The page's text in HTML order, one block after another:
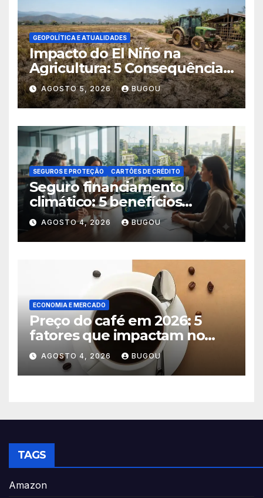
GEOPOLÍTICA E ATUALIDADES
Impacto do El Niño na
Agricultura: 5 Consequências
Críticas
AGOSTO 5, 2026 BUGOU
SEGUROS E PROTEÇÃO CARTÕES DE CRÉDITO
Seguro financiamento
climático: 5 benefícios
essenciais
AGOSTO 4, 2026 BUGOU
ECONOMIA E MERCADO
Preço do café em 2026: 5
fatores que impactam no
consumo
AGOSTO 4, 2026 BUGOU
TAGS
Amazon